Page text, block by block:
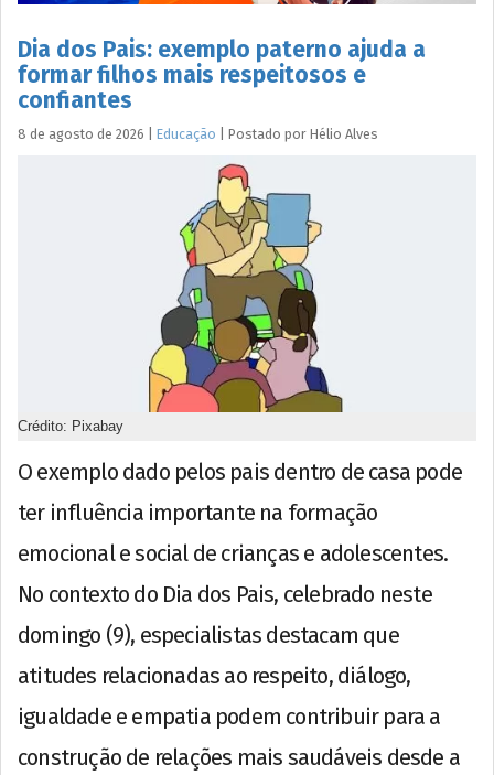
Dia dos Pais: exemplo paterno ajuda a
formar filhos mais respeitosos e
confiantes
8 de agosto de 2026 Educação Postado por Hélio Alves
Crédito: Pixabay
O exemplo dado pelos pais dentro de casa pode
ter influência importante na formação
emocional e social de crianças e adolescentes.
No contexto do Dia dos Pais, celebrado neste
domingo (9), especialistas destacam que
atitudes relacionadas ao respeito, diálogo,
igualdade e empatia podem contribuir para a
construção de relações mais saudáveis desde a